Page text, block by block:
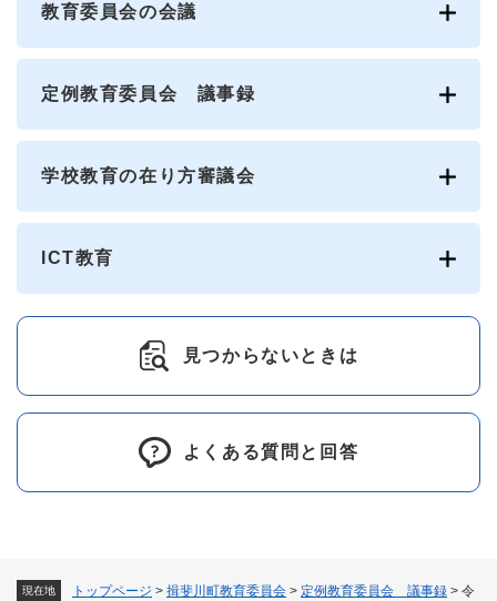
現在地 トップページ > 揖斐川町教育委員会 > 定例教育委員会 議事録 > 令
教育委員会の会議
定例教育委員会 議事録
学校教育の在り方審議会
ICT教育
見つからないときは
よくある質問と回答